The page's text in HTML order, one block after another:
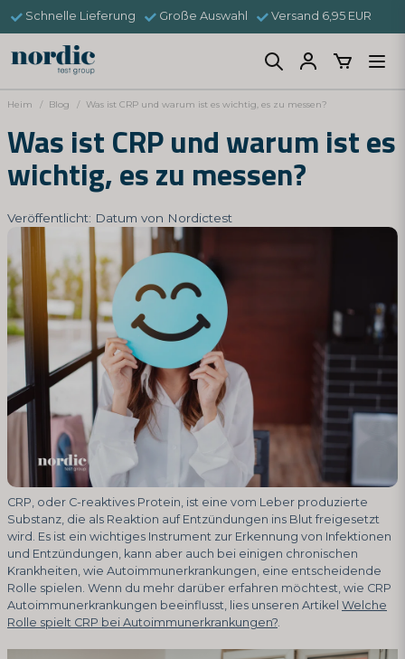
Schnelle Lieferung Große Auswahl Versand 6,95 EUR
Heim Blog Was ist CRP und warum ist es wichtig, es zu messen?
Was ist CRP und warum ist es
wichtig, es zu messen?
Veröffentlicht: Datum von Nordictest
CRP, oder C-reaktives Protein, ist eine vom Leber produzierte
Substanz, die als Reaktion auf Entzündungen ins Blut freigesetzt
wird. Es ist ein wichtiges Instrument zur Erkennung von Infektionen
und Entzündungen, kann aber auch bei einigen chronischen
Krankheiten, wie Autoimmunerkrankungen, eine entscheidende
Rolle spielen. Wenn du mehr darüber erfahren möchtest, wie CRP
Autoimmunerkrankungen beeinflusst, lies unseren Artikel Welche
Rolle spielt CRP bei Autoimmunerkrankungen?